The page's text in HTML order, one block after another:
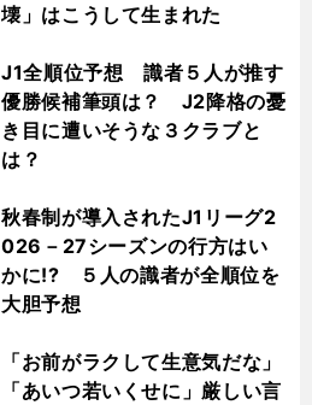
壊」はこうして生まれた
J1全順位予想 識者５人が推す
優勝候補筆頭は？ J2降格の憂
き目に遭いそうな３クラブと
は？
秋春制が導入されたJ1リーグ2
026－27シーズンの行方はい
かに!? ５人の識者が全順位を
大胆予想
「お前がラクして生意気だな」
「あいつ若いくせに」厳しい言